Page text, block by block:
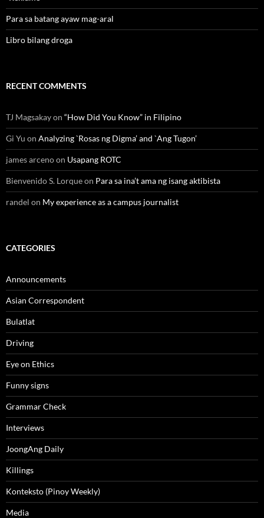
Para sa batang ayaw mag-aral
Libro bilang droga
RECENT COMMENTS
TJ Magsakayon “How Did You Know” in Filipino
Gi Yu on Analyzing `Rosas ng Digma’ and `Ang Tugon’
james arcenoon Usapang ROTC
Bienvenido S. Lorqueon Para sa ina’t ama ng isang aktibista
randel on My experience as a campus journalist
CATEGORIES
Announcements
Asian Correspondent
Bulatlat
Driving
Eye on Ethics
Funny signs
Grammar Check
Interviews
JoongAng Daily
Killings
Konteksto (Pinoy Weekly)
Media